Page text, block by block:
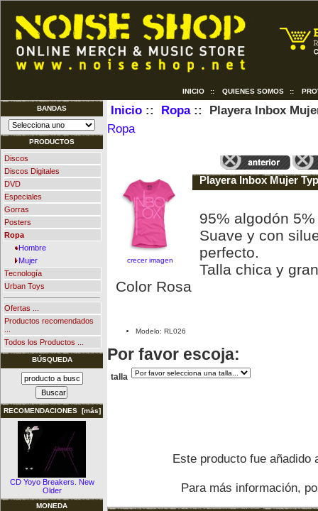
INICIO :: QUIENES SOMOS ::
BANDAS
PRODUCTOS
Discos
Discos Digitales
DVD
Especiales
Gorras
Posters
Ropa
Hombre
Mujer
Tecnología
Urban Toys
Ofertas ...
Productos recomendados
Todos los Productos ...
BÚSQUEDA
RECOMENDACIONES [más]
CD Yoyo Breakers. New
Older
MONEDA
Inicio:: Ropa:: Playera Inbox
Ropa
crecer imagen
Playera Inbox Mujer
95% algodón
Suave y con
perfecto.
Talla chica y
Color Rosa
Modelo: RL026
Por favor escoja:
talla
Este producto fue añadido
Para más información,